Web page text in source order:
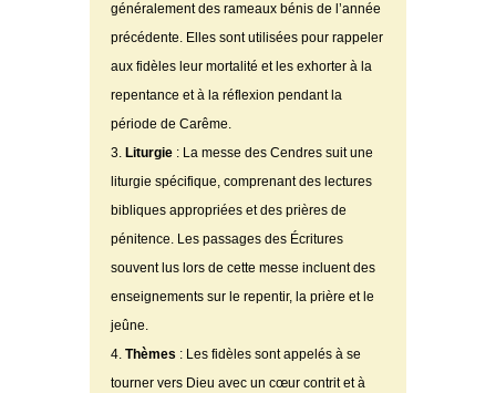
généralement des rameaux bénis de l’année
précédente. Elles sont utilisées pour rappeler
aux fidèles leur mortalité et les exhorter à la
repentance et à la réflexion pendant la
période de Carême.
Liturgie: La messe des Cendres suit une
liturgie spécifique, comprenant des lectures
bibliques appropriées et des prières de
pénitence. Les passages des Écritures
souvent lus lors de cette messe incluent des
enseignements sur le repentir, la prière et le
jeûne.
Thèmes : Les fidèles sont appelés à se
tourner vers Dieu avec un cœur contrit et à